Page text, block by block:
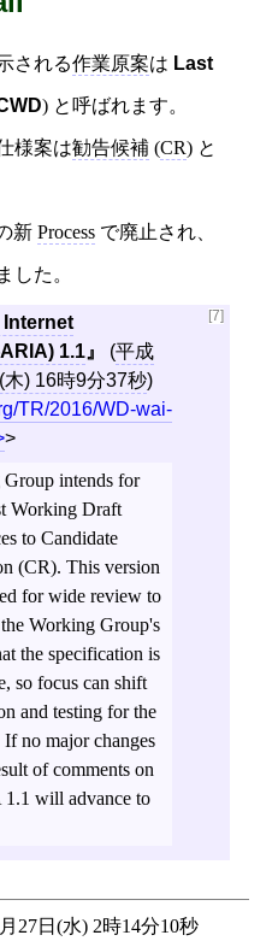
される作業原案は Last
) と呼ばれます。
様案は勧告候補 (CR) と
新 Process で廃止され、
した。
[7]
1.1
(平成
) 16時9分37秒)
TR/2016/WD-wai-
>
intends for
Working Draft
to Candidate
(CR). This version
for wide review to
Working Group's
the specification is
so focus can shift
and testing for the
no major changes
of comments on
will advance to
27日(水) 2時14分10秒